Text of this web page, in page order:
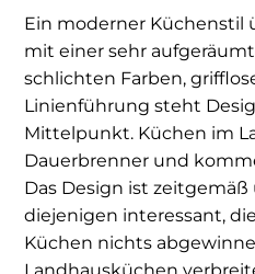
Ein moderner Küchenstil
mit einer sehr
schlichten Farben,
Linienführung steht
Mittelpunkt. Küchen im
Dauerbrenner und
Das Design ist
diejenigen interessant,
Küchen nichts